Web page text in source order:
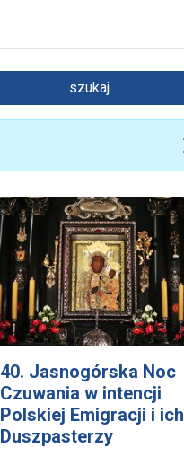
szukaj
40. Jasnogórska Noc
Czuwania w intencji
Polskiej Emigracji i ich
Duszpasterzy